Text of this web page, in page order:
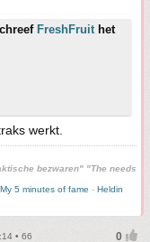
FreshFruithet
werkt.
bezwaren" "The needs
My 5 minutes of fame - Heldin
• 66